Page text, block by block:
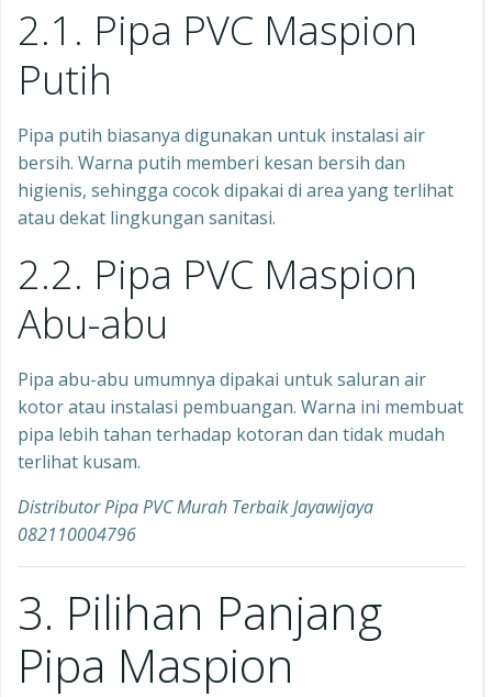
2.1. Pipa PVC Maspion
Putih
Pipa putih biasanya digunakan untuk instalasi air
bersih. Warna putih memberi kesan bersih dan
higienis, sehingga cocok dipakai di area yang terlihat
atau dekat lingkungan sanitasi.
2.2. Pipa PVC Maspion
Abu-abu
Pipa abu-abu umumnya dipakai untuk saluran air
kotor atau instalasi pembuangan. Warna ini membuat
pipa lebih tahan terhadap kotoran dan tidak mudah
terlihat kusam.
Distributor Pipa PVC Murah Terbaik Jayawijaya
082110004796
3. Pilihan Panjang
Pipa Maspion